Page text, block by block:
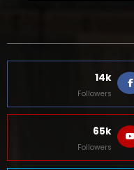
14k
Followers
65k
Followers